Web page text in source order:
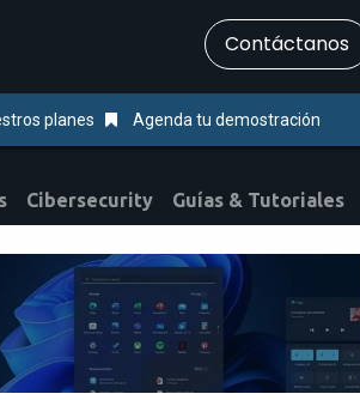
​Contáctanos
planes Agenda tu demostración
Cibersecurity Guías & Tutoriales